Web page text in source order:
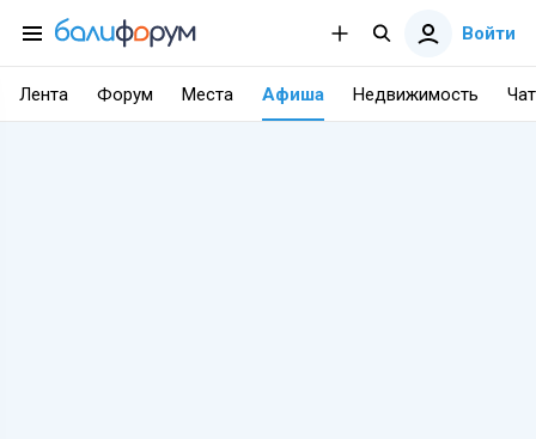
Войти
Лента Форум Места Афиша Недвижимость Чат